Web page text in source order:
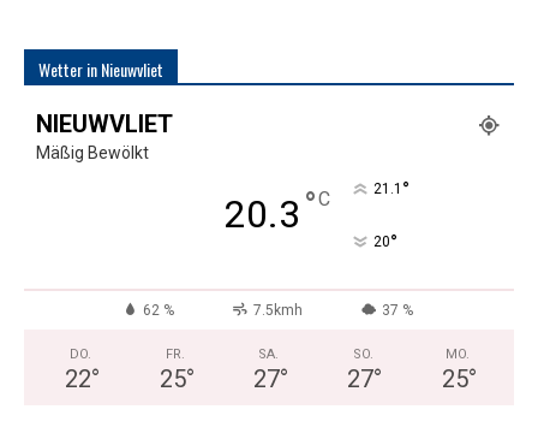
Wetter in Nieuwvliet
NIEUWVLIET
Mäßig Bewölkt
20.3 °C 21.1 °
20°
62 % 7.5kmh 37 %
DO.
22°
FR.
25°
SA.
27°
SO.
27°
MO.
25°